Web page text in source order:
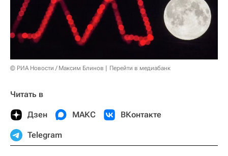
© РИА Новости / Максим Блинов Перейти в медиабанк
Читать в
Дзен МАКС ВКонтакте
Telegram